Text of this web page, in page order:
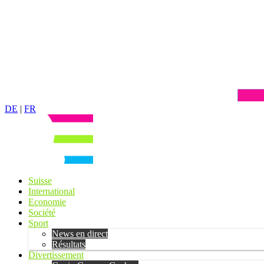
DE | FR
Suisse
International
Economie
Société
Sport
News en direct
Résultats
Divertissement